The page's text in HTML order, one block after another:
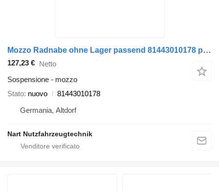
Mozzo Radnabe ohne Lager passend 81443010178 per camion MAN TGS
127,23 € Netto
Sospensione - mozzo
Stato nuovo
81443010178
Germania, Altdorf
Nart Nutzfahrzeugtechnik